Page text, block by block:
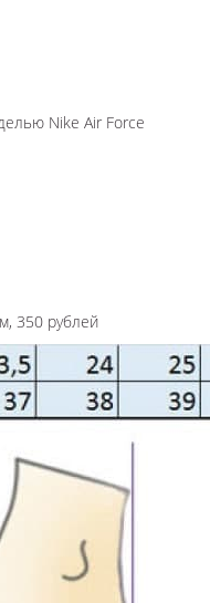
Nike Air Force
350 рублей